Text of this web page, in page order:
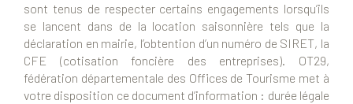
sont tenus de respecter certains engagements lorsqu’ils
se lancent dans de la location saisonnière tels que la
déclaration en mairie, l’obtention d’un numéro de SIRET, la
CFE (cotisation foncière des entreprises). OT29,
fédération départementale des Offices de Tourisme met à
votre disposition ce document d’information : durée légale